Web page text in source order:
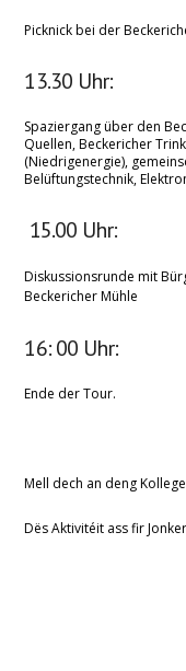
Picknick bei der
13.30 Uhr:
Spaziergang über den
Quellen, Beckericher
(Niedrigenergie),
Belüftungstechnik,
15.00 Uhr:
Diskussionsrunde mit
BeckericherMühle
16: 00 Uhr:
Ende der Tour.
Mell dech an deng
Dës Aktivitéit ass fir